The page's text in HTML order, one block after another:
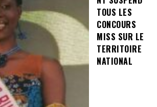
TOUS LES
CONCOURS
MISS SUR LE
TERRITOIRE
NATIONAL